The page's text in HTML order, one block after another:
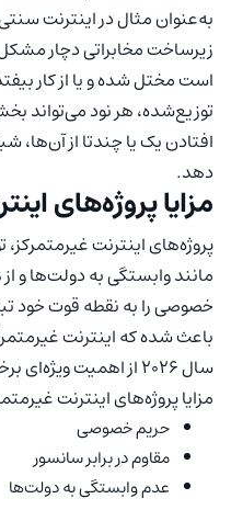
به‌عنوان مثال در اینترنت
زیرساخت مخابراتی دچار
است مختل شده و یا از کار
توزیع‌شده، هر نود می‌تواند
افتادن یک یا چندتا از آن‌‌ها،
دهد.
مزایا پروژه‌های
پروژه‌های اینترنت
مانند وابستگی به دولت‌ها و
خصوصی را به نقطه قوت خود
باعث شده که اینترنت
سال ۲۰۲۶ از اهمیت
مزایا پروژه‌های اینترنت
حریم خصوصی
مقاوم در برابر سانسور
عدم وابستگی به دولت‌ها